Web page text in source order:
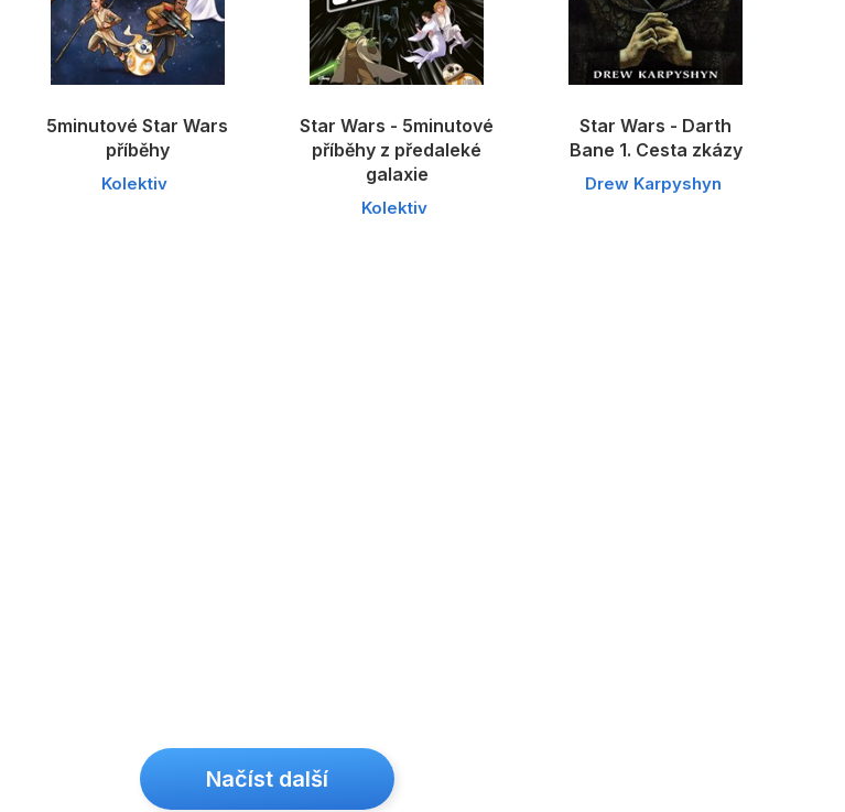
5minutové Star Wars
příběhy
Kolektiv
Star Wars - 5minutové
příběhy z předaleké
galaxie
Kolektiv
Star Wars - Darth
Bane 1. Cesta zkázy
Drew Karpyshyn
Načíst další